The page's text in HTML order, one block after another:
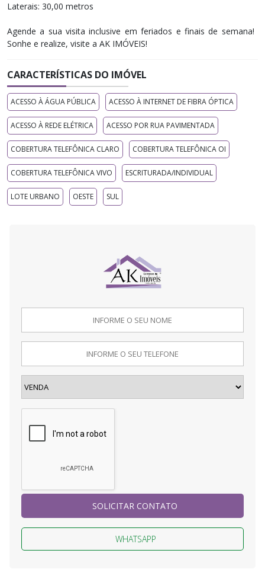
Laterais: 30,00 metros
Agende a sua visita inclusive em feriados e finais de semana! ​
Sonhe e realize, visite a AK IMÓVEIS!
CARACTERÍSTICAS DO IMÓVEL
ACESSO À ÁGUA PÚBLICA ACESSO À INTERNET DE FIBRA ÓPTICA
ACESSO À REDE ELÉTRICA ACESSO POR RUA PAVIMENTADA
COBERTURA TELEFÔNICA CLARO COBERTURA TELEFÔNICA OI
COBERTURA TELEFÔNICA VIVO ESCRITURADA/INDIVIDUAL
LOTE URBANO OESTE SUL
SOLICITAR CONTATO
WHATSAPP